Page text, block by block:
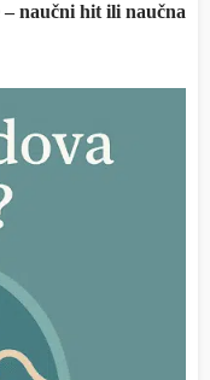
naučni hit ili naučna